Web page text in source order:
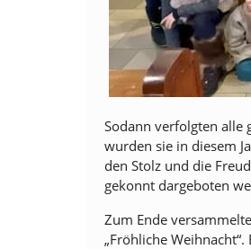
Sodann verfolgten alle
wurden sie in diesem
den Stolz und die
gekonnt dargeboten
Zum Ende
„Fröhliche